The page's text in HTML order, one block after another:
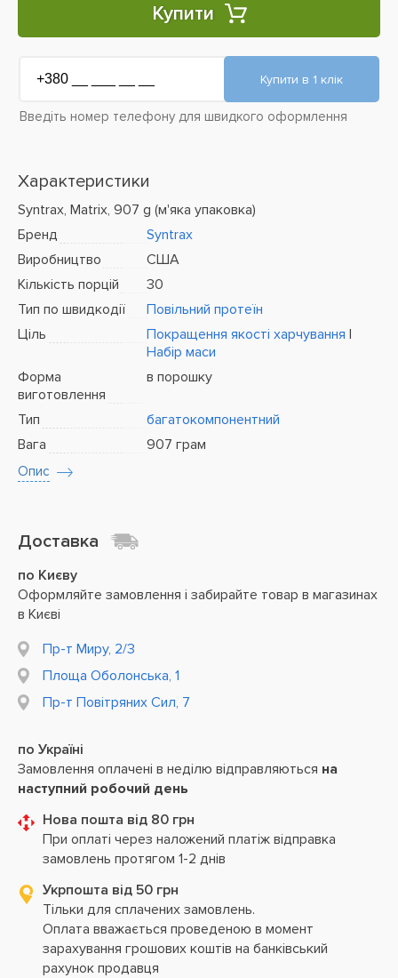
Купити
Введіть номер телефону для швидкого оформлення
Характеристики
Syntrax, Matrix, 907 g (м'яка упаковка)
Бренд
Syntrax
Виробництво
США
Кількість порцій
30
Тип по швидкодії
Повільний протеїн
Ціль
Покращення якості харчування |
Набір маси
Форма
виготовлення
в порошку
Тип
багатокомпонентний
Вага
907 грам
Опис
Доставка
по Києву
Оформляйте замовлення і забирайте товар в магазинах
в Києві
Пр-т Миру, 2/3
Площа Оболонська, 1
Пр-т Повітряних Сил, 7
по Україні
Замовлення оплачені в неділю відправляються на
наступний робочий день
Нова пошта від 80 грн
При оплаті через наложений платіж відправка
замовлень протягом 1-2 днів
Укрпошта від 50 грн
Тільки для сплачених замовлень.
Оплата вважається проведеною в момент
зарахування грошових коштів на банківський
рахунок продавця